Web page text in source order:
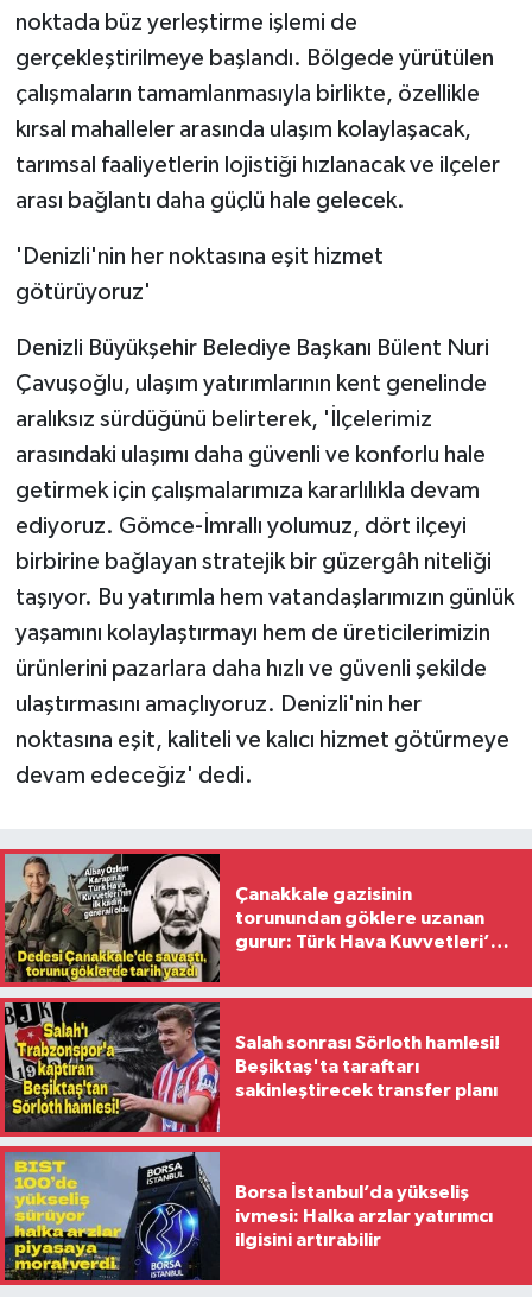
noktada büz yerleştirme işlemi de
gerçekleştirilmeye başlandı. Bölgede yürütülen
çalışmaların tamamlanmasıyla birlikte, özellikle
kırsal mahalleler arasında ulaşım kolaylaşacak,
tarımsal faaliyetlerin lojistiği hızlanacak ve ilçeler
arası bağlantı daha güçlü hale gelecek.
'Denizli'nin her noktasına eşit hizmet
götürüyoruz'
Denizli Büyükşehir Belediye Başkanı Bülent Nuri
Çavuşoğlu, ulaşım yatırımlarının kent genelinde
aralıksız sürdüğünü belirterek, 'İlçelerimiz
arasındaki ulaşımı daha güvenli ve konforlu hale
getirmek için çalışmalarımıza kararlılıkla devam
ediyoruz. Gömce-İmrallı yolumuz, dört ilçeyi
birbirine bağlayan stratejik bir güzergâh niteliği
taşıyor. Bu yatırımla hem vatandaşlarımızın günlük
yaşamını kolaylaştırmayı hem de üreticilerimizin
ürünlerini pazarlara daha hızlı ve güvenli şekilde
ulaştırmasını amaçlıyoruz. Denizli'nin her
noktasına eşit, kaliteli ve kalıcı hizmet götürmeye
devam edeceğiz' dedi.
Çanakkale gazisinin
torunundan göklere uzanan
gurur: Türk Hava Kuvvetleri’nin
Salah sonrası Sörloth hamlesi!
Beşiktaş'ta taraftarı
sakinleştirecek transfer planı
Borsa İstanbul’da yükseliş
ivmesi: Halka arzlar yatırımcı
ilgisini artırabilir